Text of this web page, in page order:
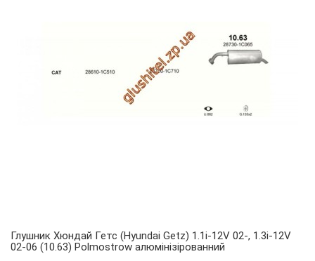
Глушник Хюндай Гетс (Hyundai Getz) 1.1i-12V 02-, 1.3i-12V
02-06 (10.63) Polmostrow алюмінізірованний